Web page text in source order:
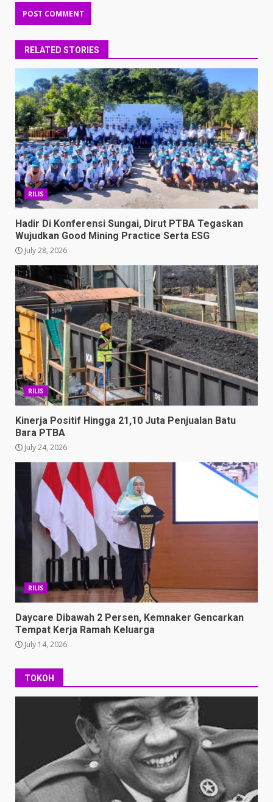
RELATED STORIES
RILIS
Hadir Di Konferensi Sungai, Dirut PTBA Tegaskan
Wujudkan Good Mining Practice Serta ESG
July 28, 2026
RILIS
Kinerja Positif Hingga 21,10 Juta Penjualan Batu
Bara PTBA
July 24, 2026
RILIS
Daycare Dibawah 2 Persen, Kemnaker Gencarkan
Tempat Kerja Ramah Keluarga
July 14, 2026
TOKOH